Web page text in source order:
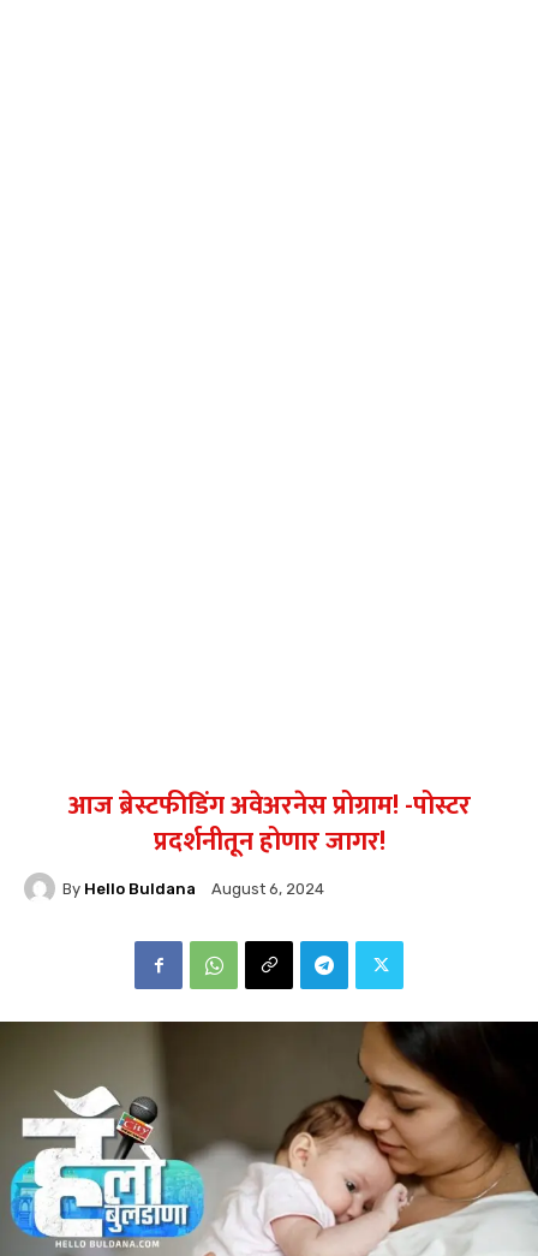
आज ब्रेस्टफीडिंग अवेअरनेस प्रोग्राम! -पोस्टर
प्रदर्शनीतून होणार जागर!
By Hello Buldana August 6, 2024